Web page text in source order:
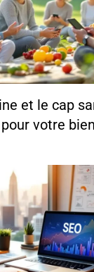
et le cap
votre